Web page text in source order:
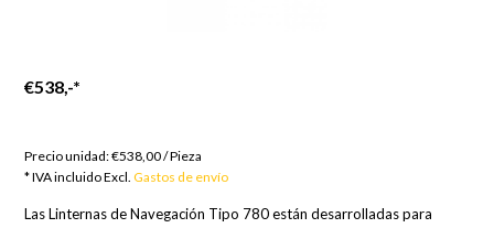
€538,-*
Precio unidad:€538,00/Pieza
* IVA incluido Excl.Gastos de envío
Las Linternas de Navegación Tipo 780 están desarrolladas para